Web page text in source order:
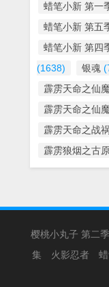
蜡笔小新 第一
蜡笔小新 第五
蜡笔小新 第四
(1638)
银魂
霹雳天命之仙
霹雳天命之仙
霹雳天命之战
霹雳狼烟之古
樱桃小丸子 第二
集
火影忍者